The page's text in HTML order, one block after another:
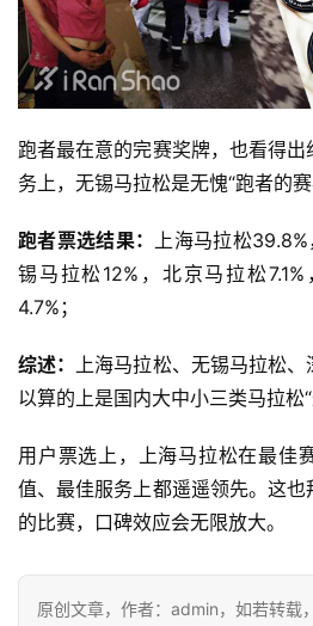
跑者最在意的完赛奖牌，也看得
务上，无锡马拉松是无愧“跑者的赛
跑者票选结果：
上海马拉松
锡马拉松12%，北京马拉松
4.7%；
综述：
上海马拉松、无锡马拉松
以算的上是国内大中小三类马拉松“
用户票选上，上海马拉松在最佳
值、最佳服务上都遥遥领先。这
的比赛，口碑效应会无限放大。
原创文章，作者：admin，如若转载